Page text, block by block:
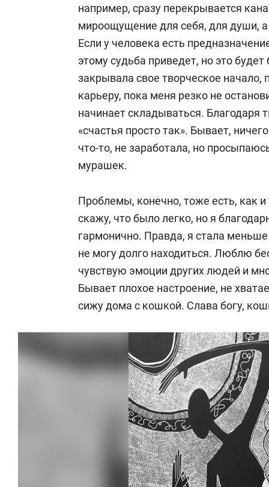
например, сразу перекрывается
мироощущение для себя, для души,
Если у человека есть
этому судьба приведет, но это
закрывала свое творческое начало,
карьеру, пока меня резко не
начинает складываться.
«счастья просто так». Бывает,
что-то, не заработала, но
мурашек.
Проблемы, конечно, тоже есть, как
скажу, что было легко, но я
гармонично. Правда, я стала
не могу долго находиться. Люблю
чувствую эмоции других людей и
Бывает плохое настроение, не
сижу дома с кошкой. Слава богу,